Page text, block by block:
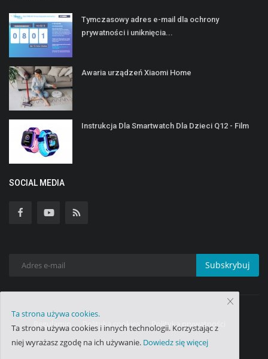
Tymczasowy adres e-mail dla ochrony
prywatności i uniknięcia...
Awaria urządzeń Xiaomi Home
Instrukcja Dla Smartwatch Dla Dzieci Q12 - Film
SOCIAL MEDIA
Subskrybuj
Regulamin Polityka cookies Polityka prywatności
Ta strona używa cookies.
Ta strona używa cookies i innych technologii. Korzystając z
niej wyrażasz zgodę na ich używanie. Dowiedz się więcej